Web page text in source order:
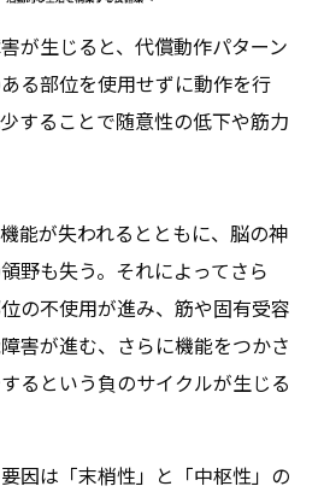
が生じると、代償動作パターン
る部位を使用せずに動作を行
することで随意性の低下や筋力
能が失われるとともに、脳の神
野も失う。それによってさら
の不使用が進み、筋や固有受容
害が進む、さらに機能をつかさ
るという負のサイクルが生じる
因は「末梢性」と「中枢性」の